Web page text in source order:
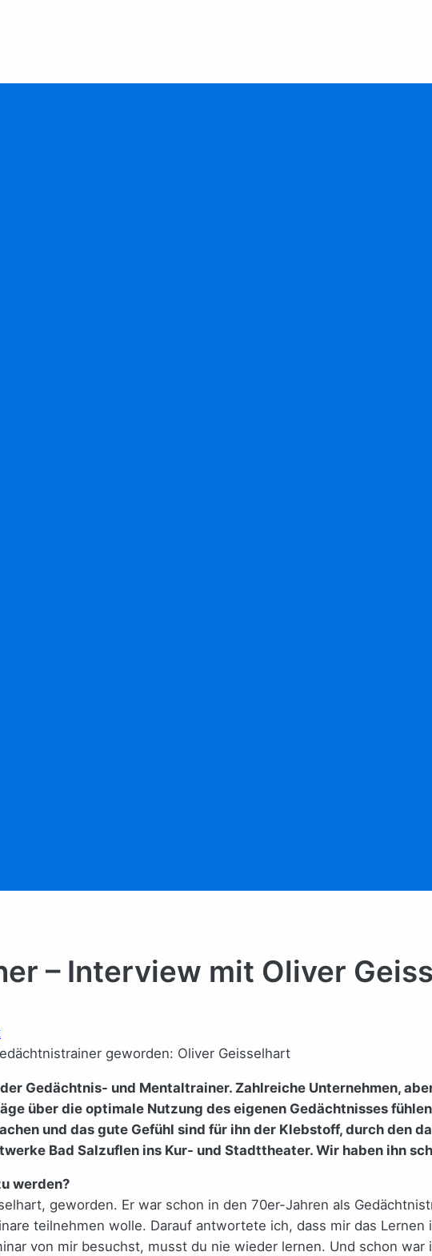
– Interview mit Oliver
geworden: Oliver Geisselhart
Gedächtnis- und Mentaltrainer. Zahlreiche Unternehmen,
über die optimale Nutzung des eigenen Gedächtnisses
und das gute Gefühl sind für ihn der Klebstoff, durch den
Bad Salzuflen ins Kur- und Stadttheater. Wir haben ihn
werden?
geworden. Er war schon in den 70er-Jahren als
teilnehmen wolle. Darauf antwortete ich, dass mir das
von mir besuchst, musst du nie wieder lernen. Und schon